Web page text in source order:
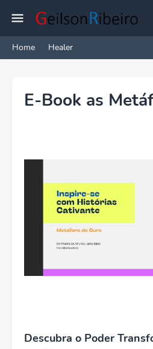
Home Healer
E-Book as
Descubra o Poder